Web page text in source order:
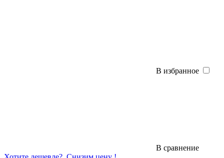
В избранное
В сравнение